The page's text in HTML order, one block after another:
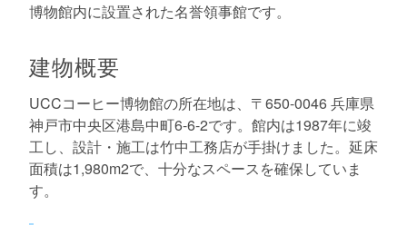
博物館内に設置された名誉領事館です。
建物概要
UCCコーヒー博物館の所在地は、〒650-0046 兵庫県
神戸市中央区港島中町6-6-2です。館内は1987年に竣
工し、設計・施工は竹中工務店が手掛けました。延床
面積は1,980m2で、十分なスペースを確保していま
す。